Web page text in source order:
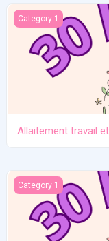
Allaitement travail et
Category 1
Allaitement travail
Introduction des
Category 1